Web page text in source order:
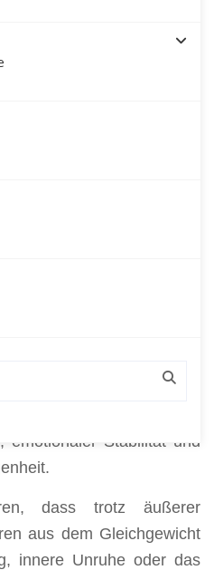
Zollernalb sowie
emotionaler Stabilität und
dass trotz äußerer
aus dem Gleichgewicht
innere Unruhe oder das